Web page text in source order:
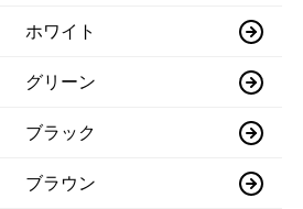
ホワイト
グリーン
ブラック
ブラウン